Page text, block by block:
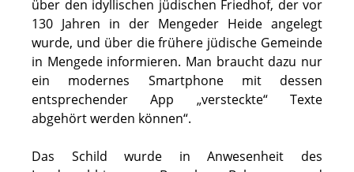
über den idyllischen jüdischen Friedhof, der vor
130 Jahren in der Mengeder Heide angelegt
wurde, und über die frühere jüdische Gemeinde
in Mengede informieren. Man braucht dazu nur
ein modernes Smartphone mit dessen
entsprechender App „versteckte“ Texte
abgehört werden können“.
Das Schild wurde in Anwesenheit des